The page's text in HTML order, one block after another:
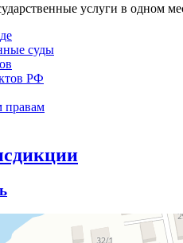
услуги в одном
суды
РФ
правам